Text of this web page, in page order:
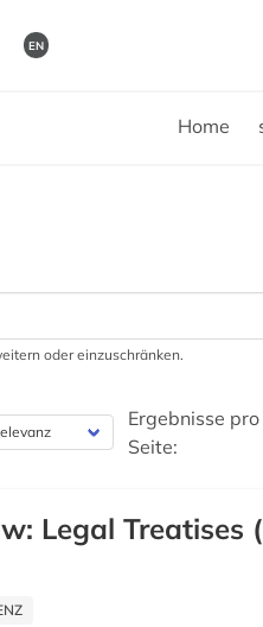
EN
Home
oder einzuschränken.
Ergebnisse pro
Seite:
Legal Treatises